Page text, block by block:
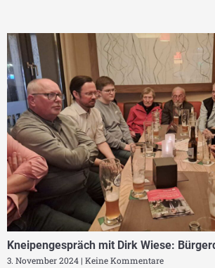
Kneipengespräch mit Dirk Wiese:
3. November 2024 Keine Kommentare